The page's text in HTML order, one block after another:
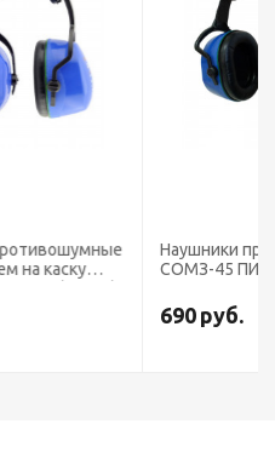
Наушники противошумные
СОМЗ-45 ПИЛОТ (60450)